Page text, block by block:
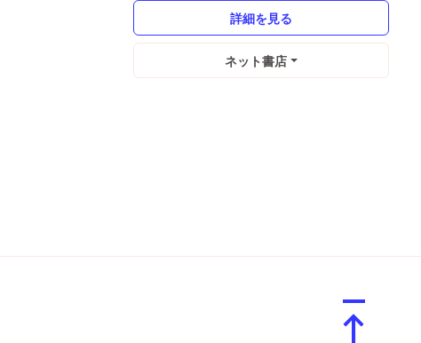
詳細を見る
ネット書店